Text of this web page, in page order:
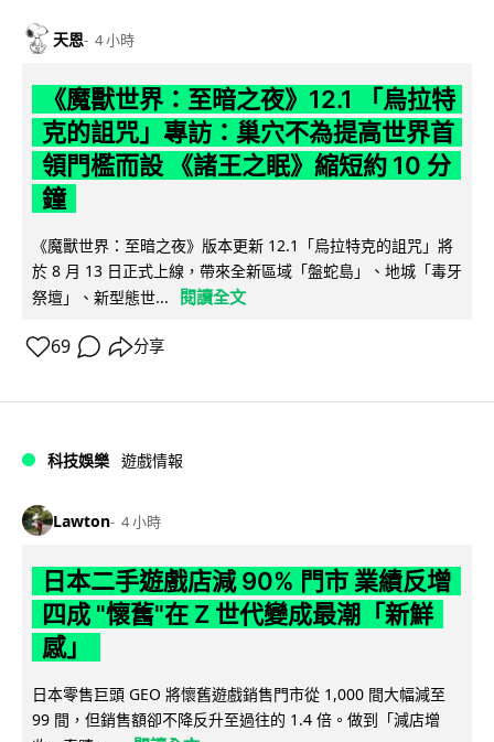
天恩 4 小時
《魔獸世界：至暗之夜》12.1 「烏拉特
克的詛咒」專訪：巢穴不為提高世界首
領門檻而設 《諸王之眠》縮短約 10 分
鐘
《魔獸世界：至暗之夜》版本更新 12.1「烏拉特克的詛咒」將
於 8 月 13 日正式上線，帶來全新區域「盤蛇島」、地城「毒牙
祭壇」、新型態世...
閱讀全文
69 分享
科技娛樂 遊戲情報
Lawton 4 小時
日本二手遊戲店減 90% 門市 業績反增
四成 "懷舊"在 Z 世代變成最潮「新鮮
感」
日本零售巨頭 GEO 將懷舊遊戲銷售門市從 1,000 間大幅減至
99 間，但銷售額卻不降反升至過往的 1.4 倍。做到「減店增